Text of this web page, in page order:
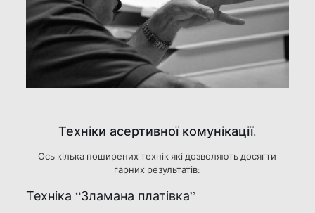
Техніки асертивної комунікації.
Ось кілька поширених технік які дозволяють досягти
гарних результатів:
Техніка “Зламана платівка”